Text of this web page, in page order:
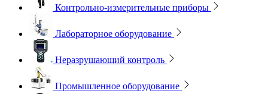
Контрольно-измерительные приборы
Лабораторное оборудование
Неразрушающий контроль
Промышленное оборудование